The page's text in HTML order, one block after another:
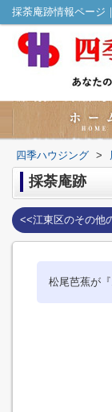
採荼庵跡情報ページ
四季ハウジング >
採荼庵跡
<<江東区のその他
松尾芭蕉が